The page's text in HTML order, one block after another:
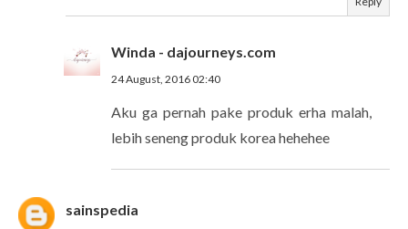
Winda - dajourneys.com
24 August, 2016 02:40
Aku ga pernah pake produk erha malah,
lebih seneng produk korea hehehee
sainspedia